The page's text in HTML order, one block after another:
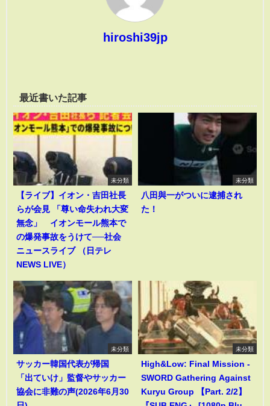
hiroshi39jp
最近書いた記事
未分類
【ライブ】イオン・吉田社長
らが会見 「尊い命失われ大変
無念」 イオンモール熊本で
の爆発事故をうけて──社会
ニュースライブ （日テレ
NEWS LIVE）
未分類
八田與一がついに逮捕され
た！
未分類
サッカー韓国代表が帰国
「出ていけ」監督やサッカー
協会に非難の声(2026年6月30
未分類
High&Low: Final Mission -
SWORD Gathering Against
Kuryu Group 【Part. 2/2】